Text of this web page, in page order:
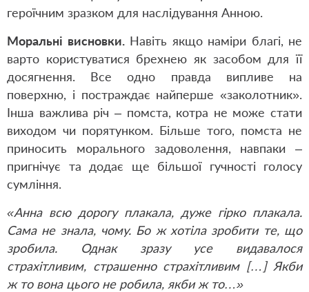
героїчним зразком для наслідування Анною.
Моральні висновки.Навіть якщо наміри благі, не
варто користуватися брехнею як засобом для її
досягнення. Все одно правда випливе на
поверхню, і постраждає найперше «заколотник».
Інша важлива річ – помста, котра не може стати
виходом чи порятунком. Більше того, помста не
приносить морального задоволення, навпаки –
пригнічує та додає ще більшої гучності голосу
сумління.
«Анна всю дорогу плакала, дуже гірко плакала.
Сама не знала, чому. Бо ж хотіла зробити те, що
зробила. Однак зразу усе видавалося
страхітливим, страшенно страхітливим […] Якби
ж то вона цього не робила, якби ж то…»